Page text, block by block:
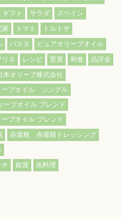
ギフト サラダ
スペイン
家 トマト
トルトサ
パスタ
ピュアオリーブオイル
リネ レシピ 受賞 和食
品評会
本オリーブ株式会社
ーブオイル シングル
ーブオイル ブレンド
ブオイル ブレンド
赤屋根 赤屋根ドレッシング
銀賞 魚料理